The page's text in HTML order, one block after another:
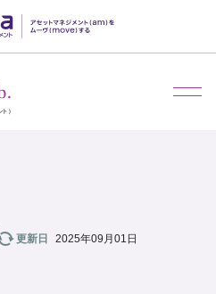
更新日 2025年09月01日